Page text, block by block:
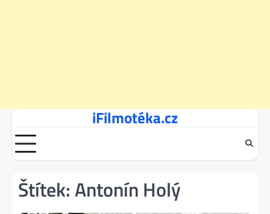
content
iFilmotéka.cz
Štítek:Antonín Holý